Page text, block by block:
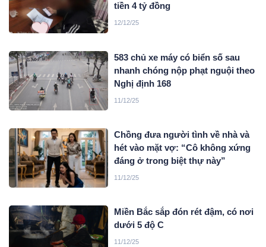
tiền 4 tỷ đồng
12/12/25
583 chủ xe máy có biển số sau
nhanh chóng nộp phạt nguội theo
Nghị định 168
11/12/25
Chồng đưa người tình về nhà và
hét vào mặt vợ: “Cô không xứng
đáng ở trong biệt thự này”
11/12/25
Miền Bắc sắp đón rét đậm, có nơi
dưới 5 độ C
11/12/25